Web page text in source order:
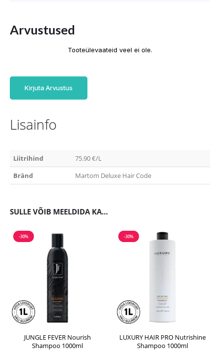
Arvustused
Tooteülevaateid veel ei ole.
Kirjuta Arvustus
Lisainfo
Liitrihind
75.90 €/L
Bränd
Martom Deluxe Hair Code
SULLE VÕIB MEELDIDA KA…
-30%
JUNGLE FEVER Nourish
Shampoo 1000ml
-30%
LUXURY HAIR PRO Nutrishine
Shampoo 1000ml